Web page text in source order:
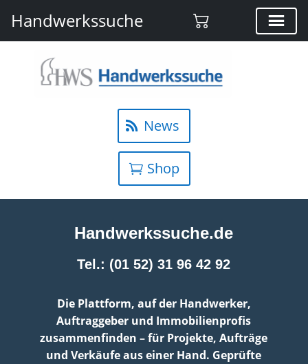
Handwerkssuche
News
Shop
Handwerkssuche.de
Tel.: (01 52) 31 96 42 92
Die Plattform, auf der Handwerker,
Auftraggeber und Immobilienprofis
zusammenfinden – für Projekte, Aufträge
und Verkäufe aus einer Hand. Geprüfte